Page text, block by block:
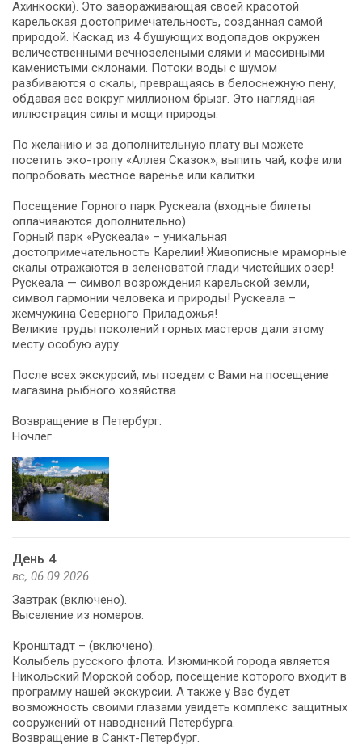
Ахинкоски). Это завораживающая своей красотой
карельская достопримечательность, созданная самой
природой. Каскад из 4 бушующих водопадов окружен
величественными вечнозелеными елями и массивными
каменистыми склонами. Потоки воды с шумом
разбиваются о скалы, превращаясь в белоснежную пену,
обдавая все вокруг миллионом брызг. Это наглядная
иллюстрация силы и мощи природы.
По желанию и за дополнительную плату вы можете
посетить эко-тропу «Аллея Сказок», выпить чай, кофе или
попробовать местное варенье или калитки.
Посещение Горного парк Рускеала (входные билеты
оплачиваются дополнительно).
Горный парк «Рускеала» – уникальная
достопримечательность Карелии! Живописные мраморные
скалы отражаются в зеленоватой глади чистейших озёр!
Рускеала — символ возрождения карельской земли,
символ гармонии человека и природы! Рускеала –
жемчужина Северного Приладожья!
Великие труды поколений горных мастеров дали этому
месту особую ауру.
После всех экскурсий, мы поедем с Вами на посещение
магазина рыбного хозяйства
Возвращение в Петербург.
Ночлег.
День 4
вс, 06.09.2026
Завтрак (включено).
Выселение из номеров.
Кронштадт – (включено).
Колыбель русского флота. Изюминкой города является
Никольский Морской собор, посещение которого входит в
программу нашей экскурсии. А также у Вас будет
возможность своими глазами увидеть комплекс защитных
сооружений от наводнений Петербурга.
Возвращение в Санкт-Петербург.